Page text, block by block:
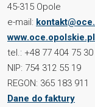
45-315 Opole
e-mail:
www.oce.opolskie.pl
tel.: +48 77 404 75 30
NIP: 754 312 55 19
REGON: 365 183 911
Dane do faktury